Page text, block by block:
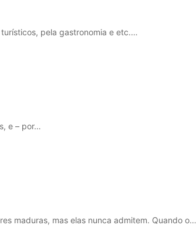
pela gastronomia e etc.…
e – por…
maduras, mas elas nunca admitem. Quando o…